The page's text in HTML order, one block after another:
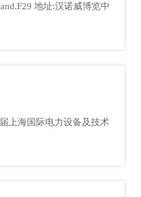
地址:汉诺威博览中